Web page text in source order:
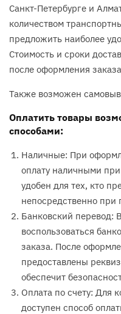
Санкт-Петербурге и
количеством
предложить наиболее
Стоимость и сроки
после оформления
Также возможен
Оплатить товары
способами:
Наличные: При
оплату наличными
удобен для тех, кто
непосредственно при
Банковский перевод:
воспользоваться
заказа. После
предоставлены
обеспечит
Оплата по счету: Для
доступен способ